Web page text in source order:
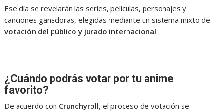
Ese día se revelarán las series, películas, personajes y
canciones ganadoras, elegidas mediante un sistema mixto de
votación del público y jurado internacional.
¿Cuándo podrás votar por tu anime
favorito?
De acuerdo con Crunchyroll, el proceso de votación se